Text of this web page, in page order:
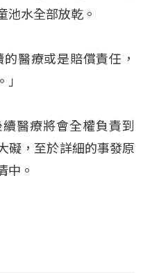
池水全部放乾。
醫療或是賠償責任，
醫療將會全權負責到
礙，至於詳細的事發原
中。